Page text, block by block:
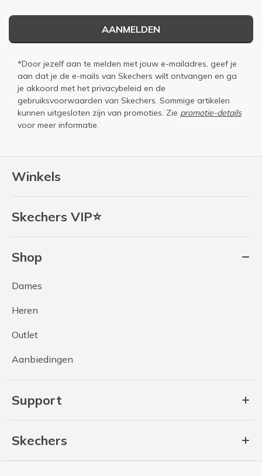
Winkels
Skechers VIP⭐
Shop
Dames
Heren
Outlet
Aanbiedingen
Support
Skechers
AANMELDEN
*Door jezelf aan te melden met jouw e-mailadres, geef je
aan dat je de e-mails van Skechers wilt ontvangen en ga
je akkoord met het privacybeleid en de
gebruiksvoorwaarden van Skechers. Sommige artikelen
kunnen uitgesloten zijn van promoties. Zie promotie-details
voor meer informatie.